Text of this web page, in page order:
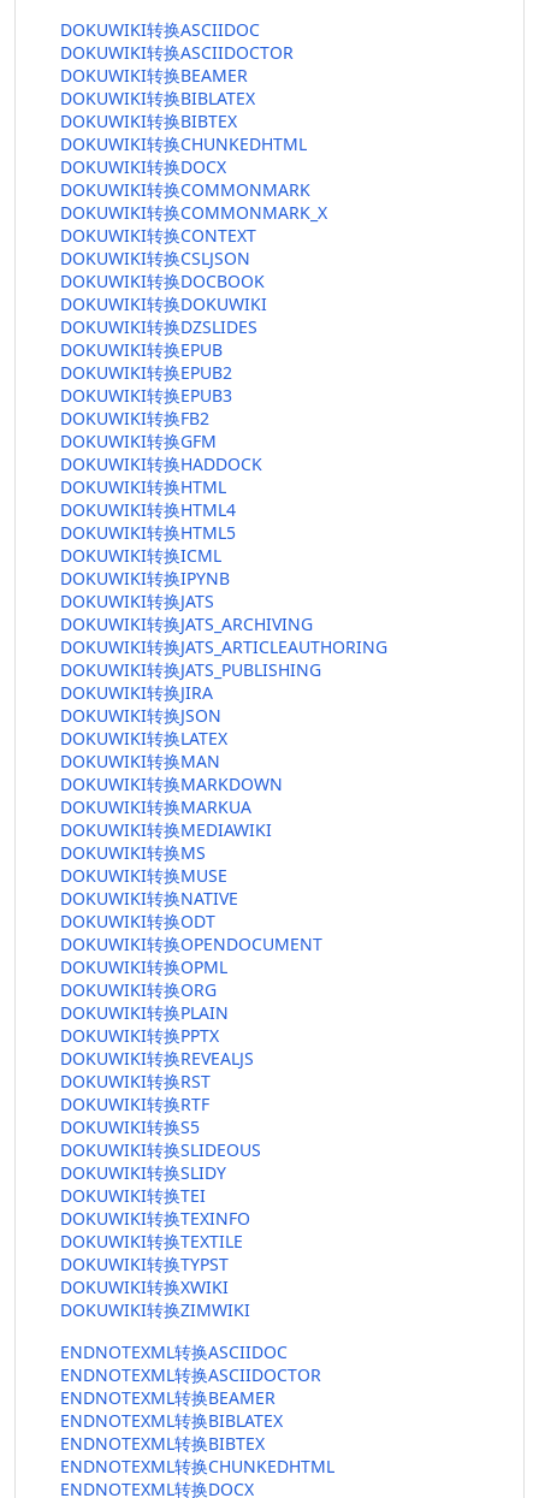
DOKUWIKI转换ASCIIDOC
DOKUWIKI转换ASCIIDOCTOR
DOKUWIKI转换BEAMER
DOKUWIKI转换BIBLATEX
DOKUWIKI转换BIBTEX
DOKUWIKI转换CHUNKEDHTML
DOKUWIKI转换DOCX
DOKUWIKI转换COMMONMARK
DOKUWIKI转换COMMONMARK_X
DOKUWIKI转换CONTEXT
DOKUWIKI转换CSLJSON
DOKUWIKI转换DOCBOOK
DOKUWIKI转换DOKUWIKI
DOKUWIKI转换DZSLIDES
DOKUWIKI转换EPUB
DOKUWIKI转换EPUB2
DOKUWIKI转换EPUB3
DOKUWIKI转换FB2
DOKUWIKI转换GFM
DOKUWIKI转换HADDOCK
DOKUWIKI转换HTML
DOKUWIKI转换HTML4
DOKUWIKI转换HTML5
DOKUWIKI转换ICML
DOKUWIKI转换IPYNB
DOKUWIKI转换JATS
DOKUWIKI转换JATS_ARCHIVING
DOKUWIKI转换JATS_ARTICLEAUTHORING
DOKUWIKI转换JATS_PUBLISHING
DOKUWIKI转换JIRA
DOKUWIKI转换JSON
DOKUWIKI转换LATEX
DOKUWIKI转换MAN
DOKUWIKI转换MARKDOWN
DOKUWIKI转换MARKUA
DOKUWIKI转换MEDIAWIKI
DOKUWIKI转换MS
DOKUWIKI转换MUSE
DOKUWIKI转换NATIVE
DOKUWIKI转换ODT
DOKUWIKI转换OPENDOCUMENT
DOKUWIKI转换OPML
DOKUWIKI转换ORG
DOKUWIKI转换PLAIN
DOKUWIKI转换PPTX
DOKUWIKI转换REVEALJS
DOKUWIKI转换RST
DOKUWIKI转换RTF
DOKUWIKI转换S5
DOKUWIKI转换SLIDEOUS
DOKUWIKI转换SLIDY
DOKUWIKI转换TEI
DOKUWIKI转换TEXINFO
DOKUWIKI转换TEXTILE
DOKUWIKI转换TYPST
DOKUWIKI转换XWIKI
DOKUWIKI转换ZIMWIKI
ENDNOTEXML转换ASCIIDOC
ENDNOTEXML转换ASCIIDOCTOR
ENDNOTEXML转换BEAMER
ENDNOTEXML转换BIBLATEX
ENDNOTEXML转换BIBTEX
ENDNOTEXML转换CHUNKEDHTML
ENDNOTEXML转换DOCX